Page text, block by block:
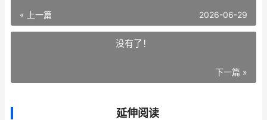
« 上一篇 2026-06-29
没有了！
下一篇 »
延伸阅读